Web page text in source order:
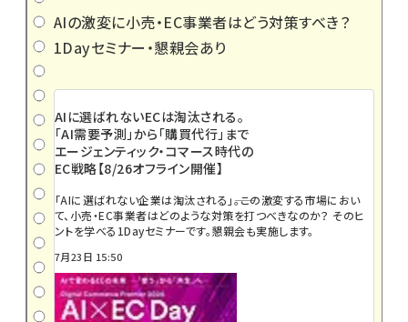
AIの激変に小売・EC事業者はどう対策すべき？
1Dayセミナー・懇親会あり
AIに選ばれないECは淘汰される。
「AI需要予測」から「購買代行」まで
エージェンティック・コマース時代の
EC戦略【8/26オフライン開催】
「AIに選ばれない企業は淘汰される」――。この激変する市場におい
て、小売・EC事業者はどのような対策を打つべきなのか？ そのヒ
ントを学べる1Dayセミナーです。懇親会も実施します。
7月23日 15:50